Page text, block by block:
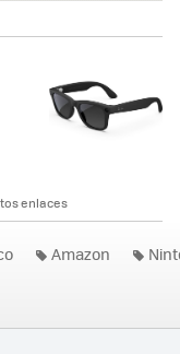
enlaces
Amazon